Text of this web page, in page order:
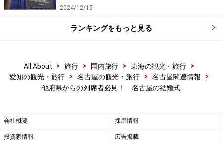
2024/12/15
ランキングをもっと見る
All About > 旅行 > 国内旅行 > 東海の観光・旅行
>
愛知の観光・旅行
> 名古屋の観光・旅行 > 名古屋関連情報
>
他府県からの列席者必見！ 名古屋の結婚式
会社概要 採用情報
投資家情報 広告掲載